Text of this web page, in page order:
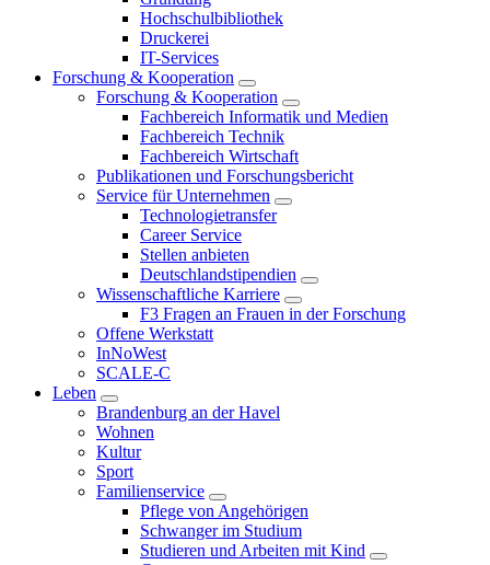
Hochschulbibliothek
Druckerei
IT-Services
Forschung & Kooperation
Forschung & Kooperation
Fachbereich Informatik und Medien
Fachbereich Technik
Fachbereich Wirtschaft
Publikationen und Forschungsbericht
Service für Unternehmen
Technologietransfer
Career Service
Stellen anbieten
Deutschlandstipendien
Wissenschaftliche Karriere
F3 Fragen an Frauen in der Forschung
Offene Werkstatt
InNoWest
SCALE-C
Leben
Brandenburg an der Havel
Wohnen
Kultur
Sport
Familienservice
Pflege von Angehörigen
Schwanger im Studium
Studieren und Arbeiten mit Kind